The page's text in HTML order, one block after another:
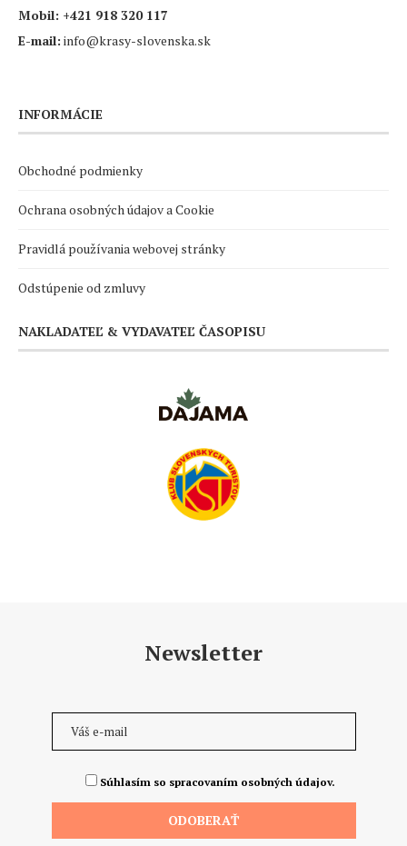
Mobil: +421 918 320 117
E-mail: info@krasy-slovenska.sk
INFORMÁCIE
Obchodné podmienky
Ochrana osobných údajov a Cookie
Pravidlá používania webovej stránky
Odstúpenie od zmluvy
NAKLADATEĽ & VYDAVATEĽ ČASOPISU
Newsletter
Súhlasím so spracovaním osobných údajov.